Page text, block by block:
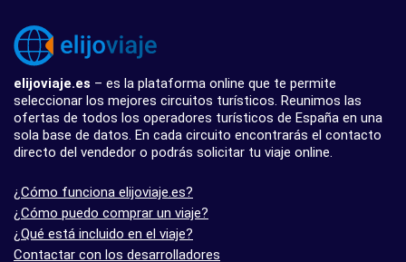
elijoviaje.es – es la plataforma online que te permite
seleccionar los mejores circuitos turísticos. Reunimos las
ofertas de todos los operadores turísticos de España en una
sola base de datos. En cada circuito encontrarás el contacto
directo del vendedor o podrás solicitar tu viaje online.
¿Cómo funciona elijoviaje.es?
¿Cómo puedo comprar un viaje?
¿Qué está incluido en el viaje?
Contactar con los desarrolladores